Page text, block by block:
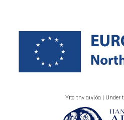
Υπό την αιγίδα |